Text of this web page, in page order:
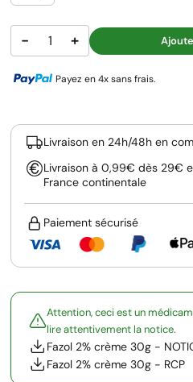
− +
Payez en 4x sans frais.
Livraison en 24h/48h en
Livraison à 0,99€ dès 29€
France continentale
Paiement sécurisé
Attention, ceci est un
lire attentivement la notice.
Fazol 2% crème 30g -
Fazol 2% crème 30g - RCP